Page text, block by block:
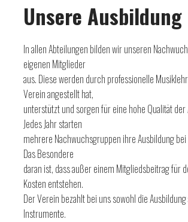
Unsere Ausbildung
In allen Abteilungen bilden wir unseren
eigenen Mitglieder
aus. Diese werden durch professionelle
Verein angestellt hat,
unterstützt und sorgen für eine hohe Qualität der
Jedes Jahr starten
mehrere Nachwuchsgruppen ihre Ausbildung
Das Besondere
daran ist, dass außer einem Mitgliedsbeitrag für
Kosten entstehen.
Der Verein bezahlt bei uns sowohl die
Instrumente.